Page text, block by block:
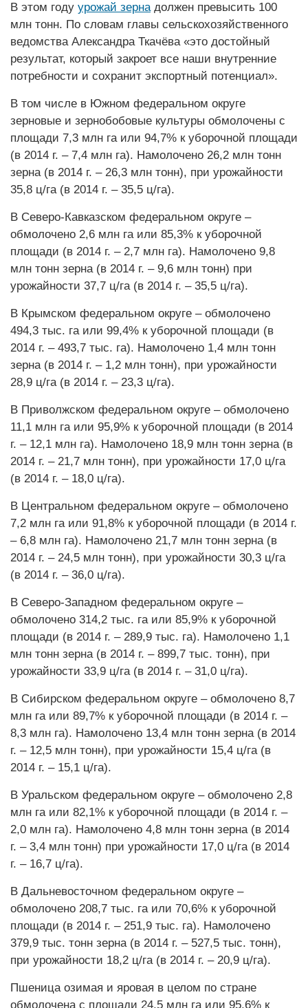
В этом году урожай зернадолжен превысить 100
млн тонн. По словам главы сельскохозяйственного
ведомства Александра Ткачёва «это достойный
результат, который закроет все наши внутренние
потребности и сохранит экспортный потенциал».
В том числе в Южном федеральном округе
зерновые и зернобобовые культуры обмолочены с
площади 7,3 млн га или 94,7% к уборочной площади
(в 2014 г. – 7,4 млн га). Намолочено 26,2 млн тонн
зерна (в 2014 г. – 26,3 млн тонн), при урожайности
35,8 ц/га (в 2014 г. – 35,5 ц/га).
В Северо-Кавказском федеральном округе –
обмолочено 2,6 млн га или 85,3% к уборочной
площади (в 2014 г. – 2,7 млн га). Намолочено 9,8
млн тонн зерна (в 2014 г. – 9,6 млн тонн) при
урожайности 37,7 ц/га (в 2014 г. – 35,5 ц/га).
В Крымском федеральном округе – обмолочено
494,3 тыс. га или 99,4% к уборочной площади (в
2014 г. – 493,7 тыс. га). Намолочено 1,4 млн тонн
зерна (в 2014 г. – 1,2 млн тонн), при урожайности
28,9 ц/га (в 2014 г. – 23,3 ц/га).
В Приволжском федеральном округе – обмолочено
11,1 млн га или 95,9% к уборочной площади (в 2014
г. – 12,1 млн га). Намолочено 18,9 млн тонн зерна (в
2014 г. – 21,7 млн тонн), при урожайности 17,0 ц/га
(в 2014 г. – 18,0 ц/га).
В Центральном федеральном округе – обмолочено
7,2 млн га или 91,8% к уборочной площади (в 2014 г.
– 6,8 млн га). Намолочено 21,7 млн тонн зерна (в
2014 г. – 24,5 млн тонн), при урожайности 30,3 ц/га
(в 2014 г. – 36,0 ц/га).
В Северо-Западном федеральном округе –
обмолочено 314,2 тыс. га или 85,9% к уборочной
площади (в 2014 г. – 289,9 тыс. га). Намолочено 1,1
млн тонн зерна (в 2014 г. – 899,7 тыс. тонн), при
урожайности 33,9 ц/га (в 2014 г. – 31,0 ц/га).
В Сибирском федеральном округе – обмолочено 8,7
млн га или 89,7% к уборочной площади (в 2014 г. –
8,3 млн га). Намолочено 13,4 млн тонн зерна (в 2014
г. – 12,5 млн тонн), при урожайности 15,4 ц/га (в
2014 г. – 15,1 ц/га).
В Уральском федеральном округе – обмолочено 2,8
млн га или 82,1% к уборочной площади (в 2014 г. –
2,0 млн га). Намолочено 4,8 млн тонн зерна (в 2014
г. – 3,4 млн тонн) при урожайности 17,0 ц/га (в 2014
г. – 16,7 ц/га).
В Дальневосточном федеральном округе –
обмолочено 208,7 тыс. га или 70,6% к уборочной
площади (в 2014 г. – 251,9 тыс. га). Намолочено
379,9 тыс. тонн зерна (в 2014 г. – 527,5 тыс. тонн),
при урожайности 18,2 ц/га (в 2014 г. – 20,9 ц/га).
Пшеница озимая и яровая в целом по стране
обмолочена с площади 24,5 млн га или 95,6% к